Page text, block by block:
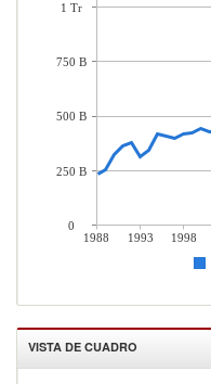
1988 1993 1998
1 Tr
750 B
500 B
250 B
0
VISTA DE CUADRO